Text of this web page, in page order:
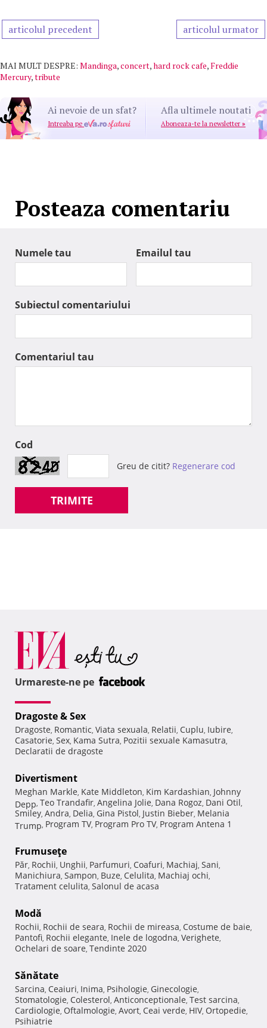
articolul precedent articolul urmator
MAI MULT DESPRE: Mandinga,concert,hard rock cafe,Freddie
Mercury,tribute
Ai nevoie de un sfat?
Intreaba pe
Afla ultimele noutati
Aboneaza-te la newsletter »
Posteaza comentariu
Numele tau Emailul tau
Subiectul comentariului
Comentariul tau
Cod
Greu de citit? Regenerare cod
TRIMITE
Urmareste-ne pe
Dragoste & Sex
Dragoste, Romantic, Viata sexuala, Relatii, Cuplu, Iubire,
Casatorie, Sex, Kama Sutra, Pozitii sexuale Kamasutra,
Declaratii de dragoste
Divertisment
Meghan Markle, Kate Middleton, Kim Kardashian, Johnny
Depp, Teo Trandafir, Angelina Jolie, Dana Rogoz, Dani Otil,
Smiley, Andra, Delia, Gina Pistol, Justin Bieber, Melania
Trump, Program TV, Program Pro TV, Program Antena 1
Frumuseţe
Păr, Rochii, Unghii, Parfumuri, Coafuri, Machiaj, Sani,
Manichiura, Sampon, Buze, Celulita, Machiaj ochi,
Tratament celulita, Salonul de acasa
Modă
Rochii, Rochii de seara, Rochii de mireasa, Costume de baie,
Pantofi, Rochii elegante, Inele de logodna, Verighete,
Ochelari de soare, Tendinte 2020
Sănătate
Sarcina, Ceaiuri, Inima, Psihologie, Ginecologie,
Stomatologie, Colesterol, Anticonceptionale, Test sarcina,
Cardiologie, Oftalmologie, Avort, Ceai verde, HIV, Ortopedie,
Psihiatrie